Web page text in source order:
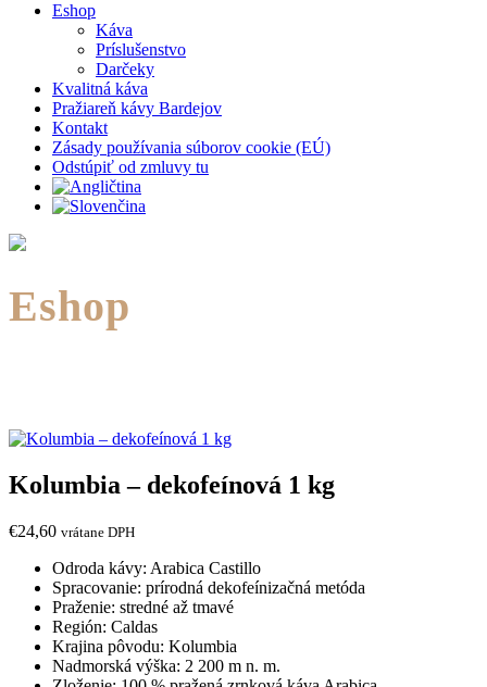
Eshop
Káva
Príslušenstvo
Darčeky
Kvalitná káva
Pražiareň kávy Bardejov
Kontakt
Zásady používania súborov cookie (EÚ)
Odstúpiť od zmluvy tu
Eshop
Kolumbia – dekofeínová 1 kg
€24,60 vrátane DPH
Odroda kávy: Arabica Castillo
Spracovanie: prírodná dekofeínizačná metóda
Praženie: stredné až tmavé
Región: Caldas
Krajina pôvodu: Kolumbia
Nadmorská výška: 2 200 m n. m.